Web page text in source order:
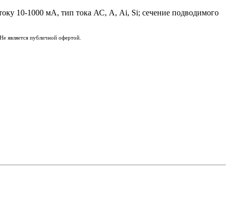
10-1000 мА, тип тока АС, А, Ai, Si; сечение подводимого
является публичной офертой.